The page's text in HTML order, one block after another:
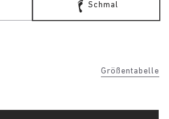
Schmal
Größentabelle